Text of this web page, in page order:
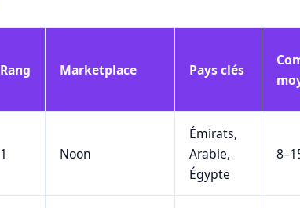
Rang Marketplace Pays clés
1 Noon
Émirats,
Arabie,
Égypte